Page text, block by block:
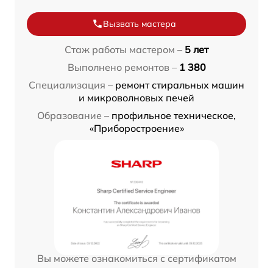
Вызвать мастера
Стаж работы мастером – 5 лет
Выполнено ремонтов – 1 380
Специализация – ремонт стиральных машин
и микроволновых печей
Образование – профильное техническое,
«Приборостроение»
Вы можете ознакомиться с сертификатом